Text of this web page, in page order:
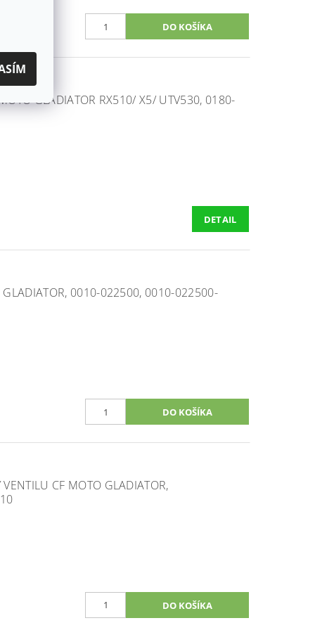
GLADIATOR RX510/ X5/ UTV530, 0180-
DETAIL
GLADIATOR, 0010-022500, 0010-022500-
CF MOTO GLADIATOR,